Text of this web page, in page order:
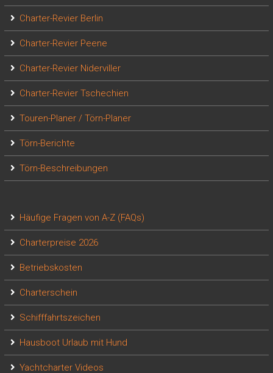
Charter-Revier Berlin
Charter-Revier Peene
Charter-Revier Niderviller
Charter-Revier Tschechien
Touren-Planer / Törn-Planer
Törn-Berichte
Törn-Beschreibungen
Häufige Fragen von A-Z (FAQs)
Charterpreise 2026
Betriebskosten
Charterschein
Schifffahrtszeichen
Hausboot Urlaub mit Hund
Yachtcharter Videos